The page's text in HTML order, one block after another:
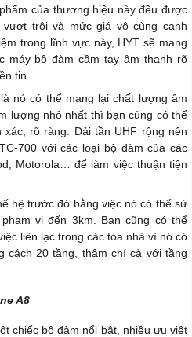
của thương hiệu này đều được
trội và mức giá vô cùng cạnh
trong lĩnh vực này, HYT sẽ mang
máy bộ đàm cầm tay âm thanh rõ
tin.
nó có thể mang lại chất lượng âm
lượng nhỏ nhất thì bạn cũng có thể
rõ ràng. Dải tần UHF rộng nên
700 với các loại bộ đàm của các
Motorola… để làm việc thuận tiện
hệ trước đó bằng việc nó có thể sử
vi đến 3km. Bạn cũng có thể
liên lạc trong các tòa nhà vì nó có
cách 20 tầng, thậm chí cả với tầng
A8
chiếc bộ đàm nổi bật, nhiều ưu việt